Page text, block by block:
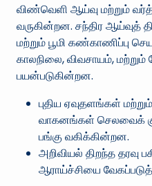
விண்வெளி ஆய்வு மற்றும்
வருகின்றன. சந்திர ஆய்வுத்
மற்றும் பூமி கண்காணிப்பு
காலநிலை, விவசாயம், மற்றும்
பயன்படுகின்றன.
புதிய ஏவுதளங்கள்
வாகனங்கள் செலவைக்
பங்கு வகிக்கின்றன.
அறிவியல் திறந்த தரவு
ஆராய்ச்சியை